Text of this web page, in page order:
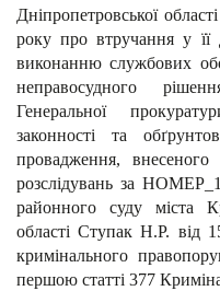
Дніпропетровської
року про втручання у її
виконанню службових
неправосудного
Генеральної
законності та
провадження,
розслідувань за
районного суду міста
області Ступак Н.Р. від
кримінального
першою статті 377